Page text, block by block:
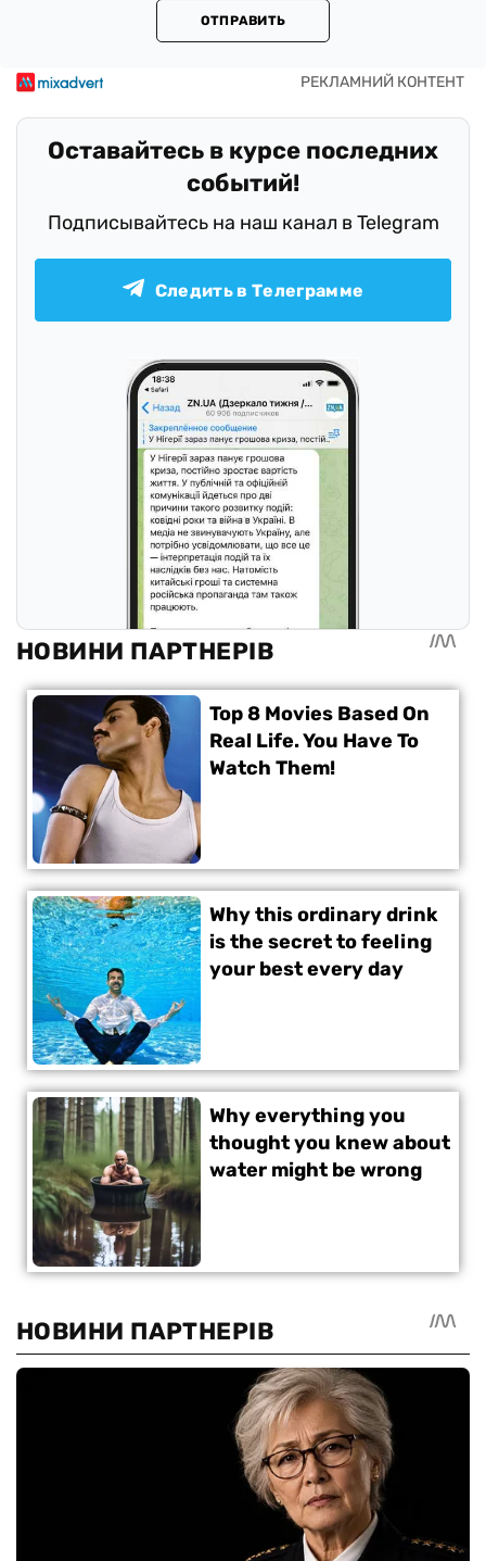
ОТПРАВИТЬ
Оставайтесь в курсе последних
событий!
Подписывайтесь на наш канал в Telegram
Следить в Телеграмме